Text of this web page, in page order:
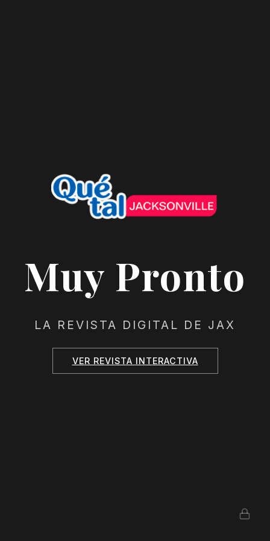
Muy Pronto
LA REVISTA DIGITAL DE JAX
VER REVISTA INTERACTIVA